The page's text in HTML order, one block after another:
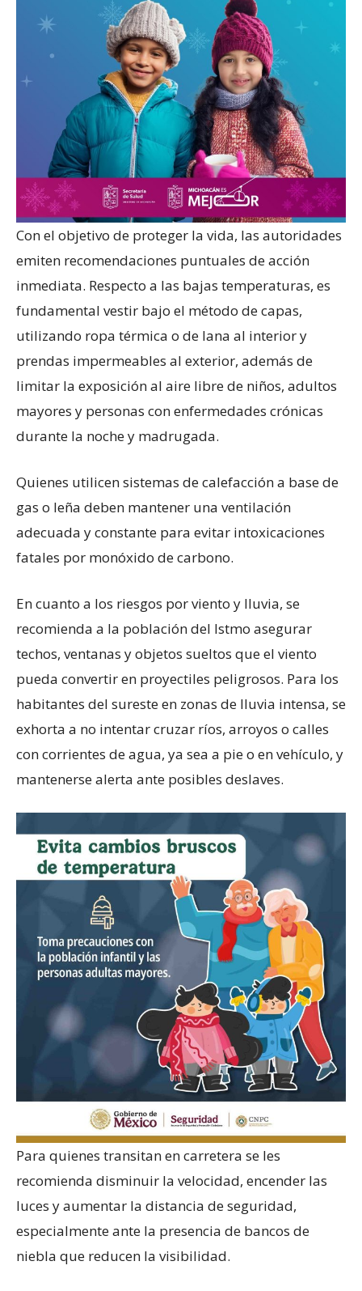
Con el objetivo de proteger la vida, las autoridades
emiten recomendaciones puntuales de acción
inmediata. Respecto a las bajas temperaturas, es
fundamental vestir bajo el método de capas,
utilizando ropa térmica o de lana al interior y
prendas impermeables al exterior, además de
limitar la exposición al aire libre de niños, adultos
mayores y personas con enfermedades crónicas
durante la noche y madrugada.
Quienes utilicen sistemas de calefacción a base de
gas o leña deben mantener una ventilación
adecuada y constante para evitar intoxicaciones
fatales por monóxido de carbono.
En cuanto a los riesgos por viento y lluvia, se
recomienda a la población del Istmo asegurar
techos, ventanas y objetos sueltos que el viento
pueda convertir en proyectiles peligrosos. Para los
habitantes del sureste en zonas de lluvia intensa, se
exhorta a no intentar cruzar ríos, arroyos o calles
con corrientes de agua, ya sea a pie o en vehículo, y
mantenerse alerta ante posibles deslaves.
Para quienes transitan en carretera se les
recomienda disminuir la velocidad, encender las
luces y aumentar la distancia de seguridad,
especialmente ante la presencia de bancos de
niebla que reducen la visibilidad.